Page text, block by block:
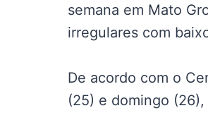
semana em Mato
irregulares com
De acordo com o
(25) e domingo